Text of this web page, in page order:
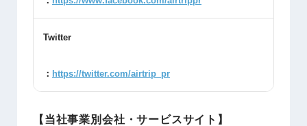
Twitter
： https://twitter.com/airtrip_pr
【当社事業別会社・サービスサイト】